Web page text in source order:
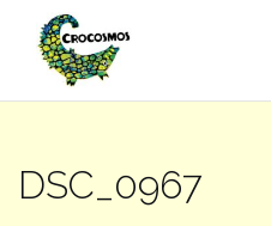
contenu
DSC_0967